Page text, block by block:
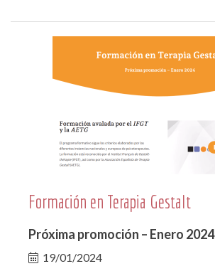
Formación en Terapia Gestalt
Próxima promoción – Enero 2024
19/01/2024